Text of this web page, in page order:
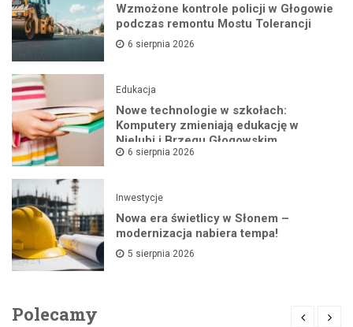
Wzmożone kontrole policji w Głogowie
podczas remontu Mostu Tolerancji
6 sierpnia 2026
Edukacja
Nowe technologie w szkołach:
Komputery zmieniają edukację w
Nielubi i Brzegu Głogowskim
6 sierpnia 2026
Inwestycje
Nowa era świetlicy w Słonem –
modernizacja nabiera tempa!
5 sierpnia 2026
Polecamy